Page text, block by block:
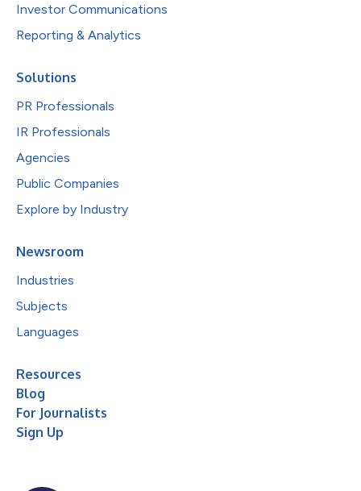
Investor Communications
Reporting & Analytics
Solutions
PR Professionals
IR Professionals
Agencies
Public Companies
Explore by Industry
Newsroom
Industries
Subjects
Languages
Resources
Blog
For Journalists
Sign Up